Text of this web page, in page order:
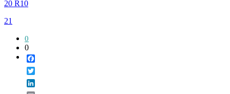
20 R10
21
0
0